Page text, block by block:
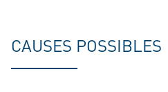
CAUSES POSSIBLES